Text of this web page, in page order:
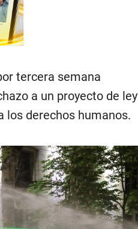
tercera semana
a un proyecto de ley
los derechos humanos.